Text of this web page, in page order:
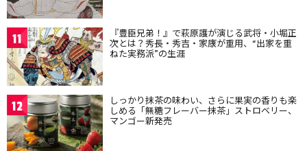
11 『豊臣兄弟！』で萩原護が演じる武将・小堀正
次とは？秀長・秀吉・家康が重用、“出家を重
ねた実務派”の生涯
12 しっかり抹茶の味わい、さらに果実の香りも楽
しめる「無糖フレーバー抹茶」ストロベリー、
マンゴー新発売